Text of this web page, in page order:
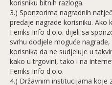
korisniku bitnih razloga.
3.) Sponzorima nagradnih
predaje nagrade korisniku. Ako
Feniks Info d.o.o. dijeli sa
svrhu dodjele moguće
korisnika da ne sudjeluje u
kako u trgovini, tako i na
Feniks Info d.o.o.
4.) Državnim institucijama koje